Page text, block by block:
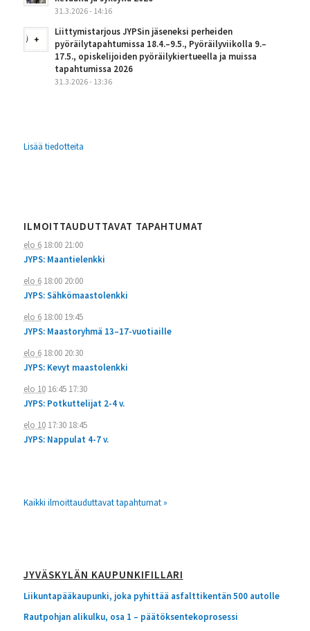
31.3.2026 - 14:16
Liittymistarjous JYPSin jäseneksi perheiden
pyöräilytapahtumissa 18.4.–9.5., Pyöräilyviikolla 9.–
17.5., opiskelijoiden pyöräilykiertueella ja muissa
tapahtumissa 2026
31.3.2026 - 13:36
Lisää tiedotteita
ILMOITTAUDUTTAVAT TAPAHTUMAT
elo 618:00 21:00
JYPS: Maantielenkki
elo 618:00 20:00
JYPS: Sähkömaastolenkki
elo 618:00 19:45
JYPS: Maastoryhmä 13–17-vuotiaille
elo 618:00 20:30
JYPS: Kevyt maastolenkki
elo 1016:45 17:30
JYPS: Potkuttelijat 2-4 v.
elo 1017:30 18:45
JYPS: Nappulat 4-7 v.
Kaikki ilmoittauduttavat tapahtumat »
JYVÄSKYLÄN KAUPUNKIFILLARI
Liikuntapääkaupunki, joka pyhittää asfalttikentän 500 autolle
Rautpohjan alikulku, osa 1 – päätöksentekoprosessi